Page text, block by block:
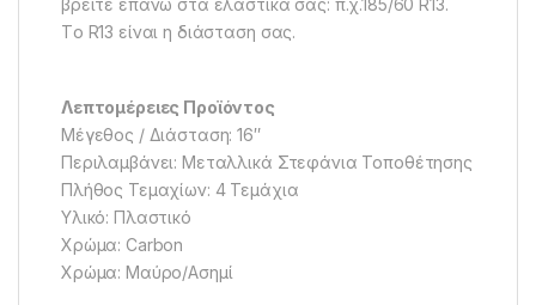
βρείτε επάνω στα ελαστικά σας: π.χ.185/60 R13.
Tο R13 είναι η διάσταση σας.
Λεπτομέρειες Προϊόντος
Μέγεθος / Διάσταση: 16″
Περιλαμβάνει: Μεταλλικά Στεφάνια Τοποθέτησης
Πλήθος Τεμαχίων: 4 Τεμάχια
Υλικό: Πλαστικό
Χρώμα: Carbon
Χρώμα: Μαύρο/Ασημί